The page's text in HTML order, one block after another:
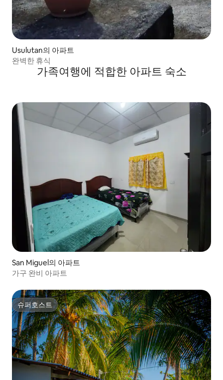
Usulutan의 아파트
완벽한 휴식
가족여행에 적합한 아파트 숙소
San Miguel의 아파트
가구 완비 아파트
슈퍼호스트
슈퍼호스트